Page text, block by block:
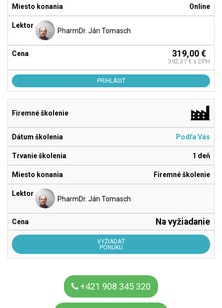
Online
PharmDr. Ján Tomasch
319,00 €
392,37 € s DPH
PRIHLÁSIŤ
Podľa Vás
1 deň
Firemné školenie
PharmDr. Ján Tomasch
Na vyžiadanie
VYŽIADAŤ
PONUKU
+421 908 345 320